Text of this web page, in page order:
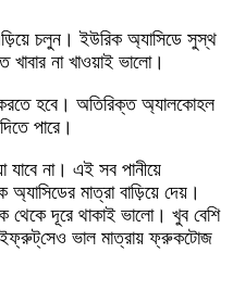
চলুন। ইউরিক অ্যাসিডে সুস্থ
না খাওয়াই ভালো।
হবে। অতিরিক্ত অ্যালকোহল
পারে।
না। এই সব পানীয়ে
মাত্রা বাড়িয়ে দেয়।
দূরে থাকাই ভালো। খুব বেশি
ভাল মাত্রায় ফ্রুকটোজ